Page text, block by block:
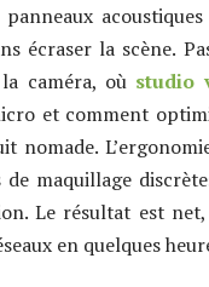
écraser la scène.
caméra, où studio
et comment
nomade.
de maquillage
Le résultat est
en quelques